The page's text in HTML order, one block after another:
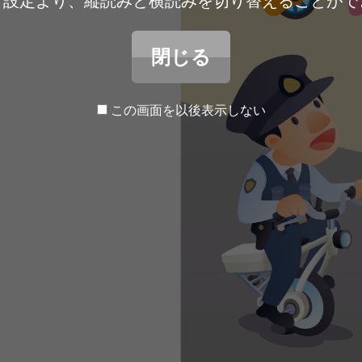
閉じる
この画面を以後表示しない